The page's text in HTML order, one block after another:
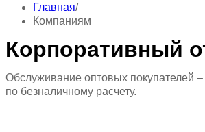
Главная/
Компаниям
Корпоративный
Обслуживание оптовых покупателей –
по безналичному расчету.